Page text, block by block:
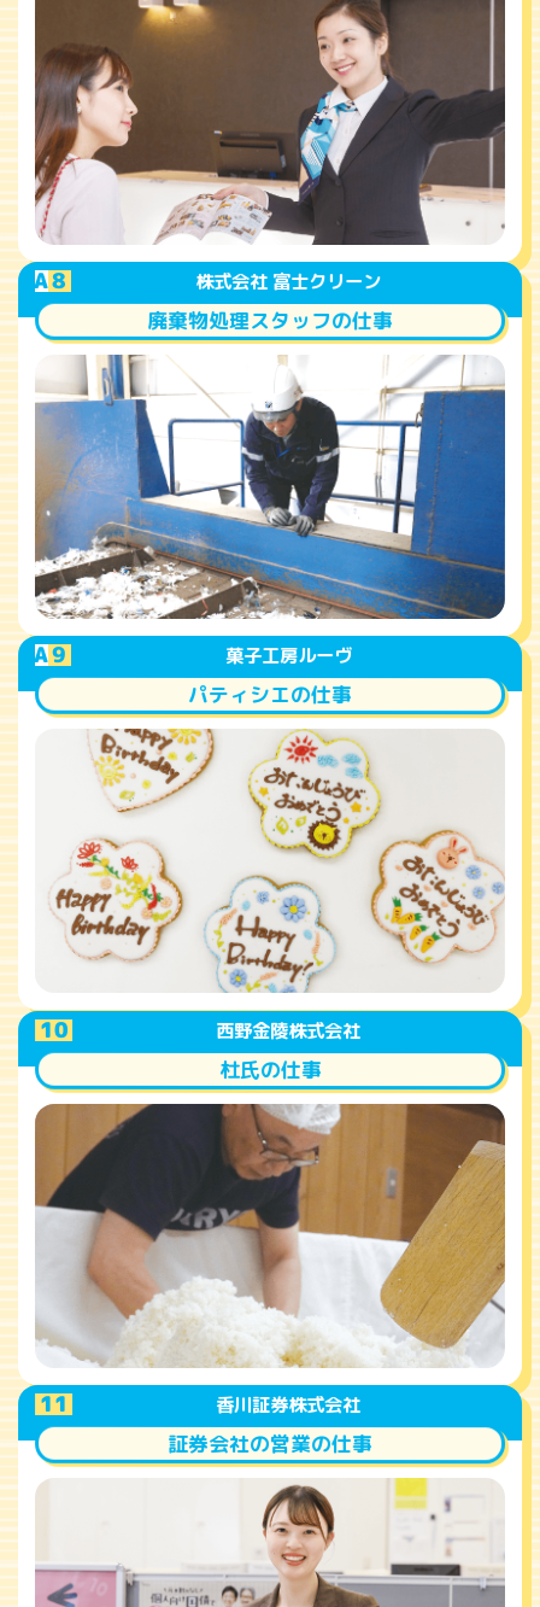
A8 株式会社 富士クリーン
廃棄物処理スタッフの仕事
A9 菓子工房ルーヴ
パティシエの仕事
A10 西野金陵株式会社
杜氏の仕事
A11 香川証券株式会社
証券会社の営業の仕事